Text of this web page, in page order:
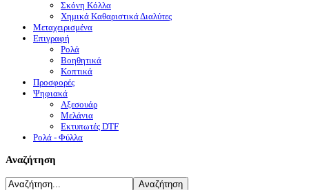
Σκόνη Κόλλα
Χημικά Καθαριστικά Διαλύτες
Μεταχειρισμένα
Επιγραφή
Ρολά
Βοηθητικά
Κοπτικά
Προσφορές
Ψηφιακά
Αξεσουάρ
Μελάνια
Eκτυπωτές DTF
Ρολά - Φύλλα
Αναζήτηση